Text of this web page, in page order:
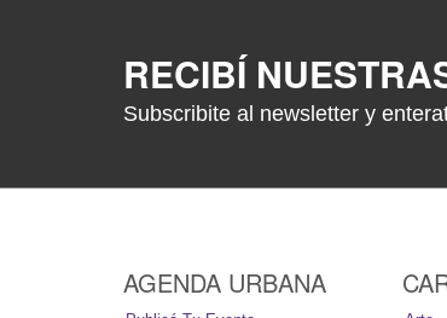
RECIBÍ
Subscribite al newsletter y
AGENDA URBANA